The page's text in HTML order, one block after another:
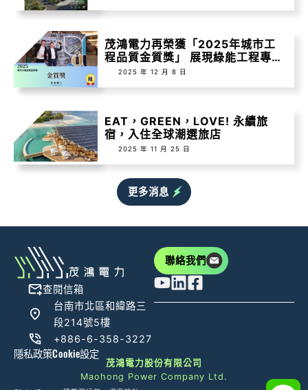
茂鴻電力再榮獲「2025年城市工
程品質金質獎」 展現綠能工程專業
實力2025 年 12 月 8 日
EAT，GREEN，LOVE! 永續旅
宿，入住全球潮選旅店
2025 年 11 月 25 日
更多消息
查閱信箱
台南市北區和緯路三
段214號5樓
+886-6-358-3227
聯絡我們
隱私政策Cookie設定
茂鴻電力股份有限公司
Maohong Power Company Ltd.